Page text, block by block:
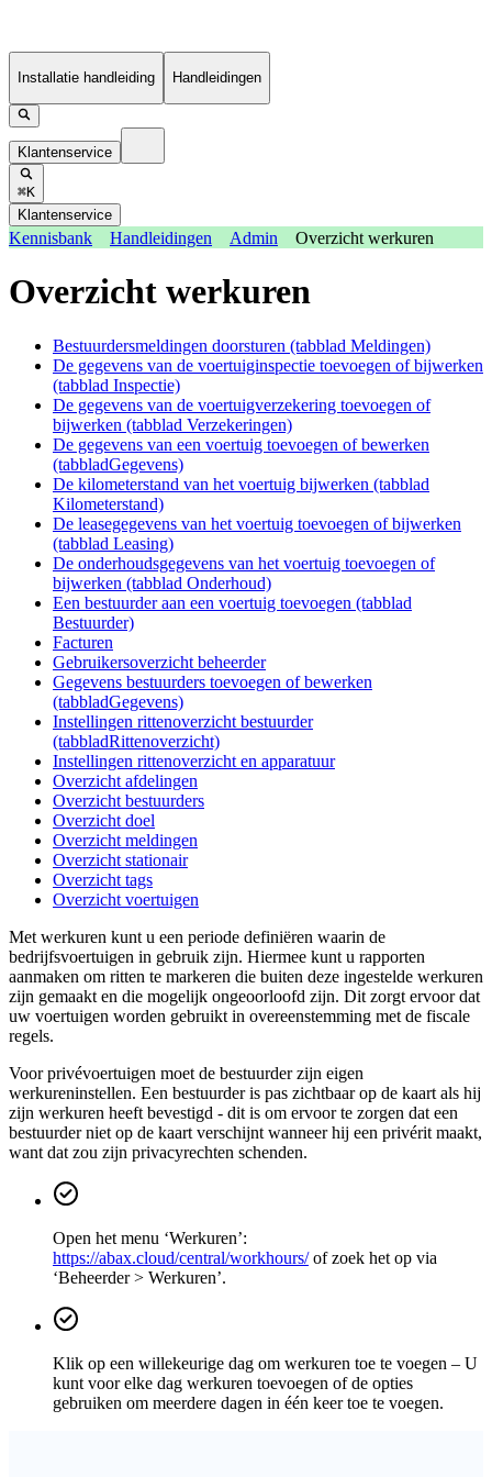
Installatie handleiding Handleidingen
Klantenservice
⌘K
Klantenservice
Kennisbank Handleidingen Admin Overzicht werkuren
Overzicht werkuren
Bestuurdersmeldingen doorsturen (tabblad Meldingen)
De gegevens van de voertuiginspectie toevoegen of bijwerken
(tabblad Inspectie)
De gegevens van de voertuigverzekering toevoegen of
bijwerken (tabblad Verzekeringen)
De gegevens van een voertuig toevoegen of bewerken
(tabbladGegevens)
De kilometerstand van het voertuig bijwerken (tabblad
Kilometerstand)
De leasegegevens van het voertuig toevoegen of bijwerken
(tabblad Leasing)
De onderhoudsgegevens van het voertuig toevoegen of
bijwerken (tabblad Onderhoud)
Een bestuurder aan een voertuig toevoegen (tabblad
Bestuurder)
Facturen
Gebruikersoverzicht beheerder
Gegevens bestuurders toevoegen of bewerken
(tabbladGegevens)
Instellingen rittenoverzicht bestuurder
(tabbladRittenoverzicht)
Instellingen rittenoverzicht en apparatuur
Overzicht afdelingen
Overzicht bestuurders
Overzicht doel
Overzicht meldingen
Overzicht stationair
Overzicht tags
Overzicht voertuigen
Met werkuren kunt u een periode definiëren waarin de
bedrijfsvoertuigen in gebruik zijn. Hiermee kunt u rapporten
aanmaken om ritten te markeren die buiten deze ingestelde werkuren
zijn gemaakt en die mogelijk ongeoorloofd zijn. Dit zorgt ervoor dat
uw voertuigen worden gebruikt in overeenstemming met de fiscale
regels.
Voor privévoertuigen moet de bestuurder zijn eigen
werkureninstellen. Een bestuurder is pas zichtbaar op de kaart als hij
zijn werkuren heeft bevestigd - dit is om ervoor te zorgen dat een
bestuurder niet op de kaart verschijnt wanneer hij een privérit maakt,
want dat zou zijn privacyrechten schenden.
Open het menu ‘Werkuren’:
https://abax.cloud/central/workhours/of zoek het op via
‘Beheerder > Werkuren’.
Klik op een willekeurige dag om werkuren toe te voegen – U
kunt voor elke dag werkuren toevoegen of de opties
gebruiken om meerdere dagen in één keer toe te voegen.